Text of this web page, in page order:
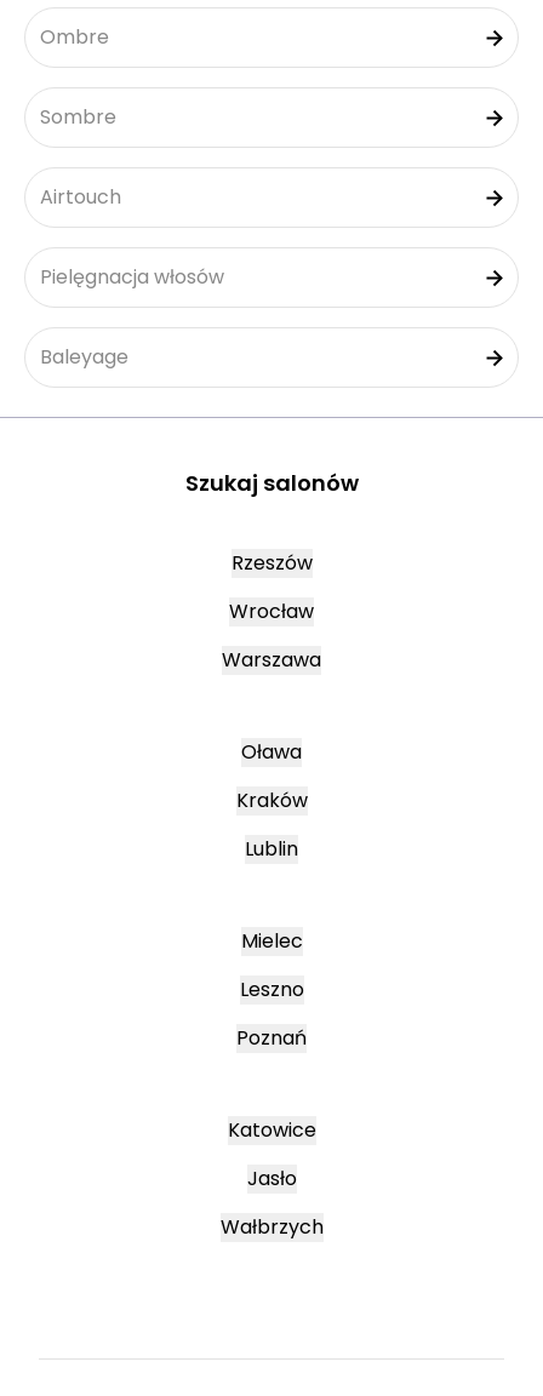
Ombre
Sombre
Airtouch
Pielęgnacja włosów
Baleyage
Szukaj salonów
Rzeszów
Wrocław
Warszawa
Oława
Kraków
Lublin
Mielec
Leszno
Poznań
Katowice
Jasło
Wałbrzych